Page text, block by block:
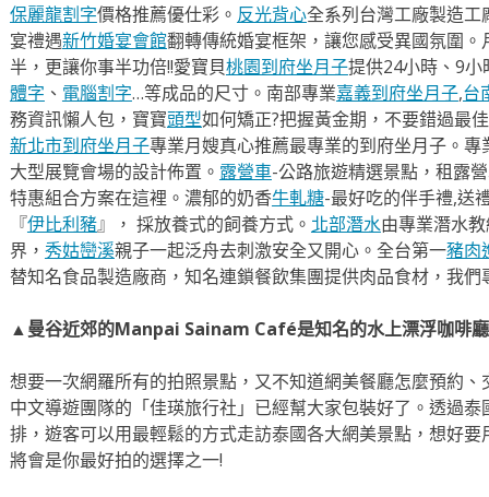
保麗龍割字價格推薦優仕彩。 反光背心全系列台灣工廠製造
宴禮遇新竹婚宴會館翻轉傳統婚宴框架，讓您感受異國氛圍。
半，更讓你事半功倍!!愛寶貝桃園到府坐月子提供24小時、9
體字 、 電腦割字…等成品的尺寸。南部專業嘉義到府坐月子,台
務資訊懶人包，寶寶頭型如何矯正?把握黃金期，不要錯過最
新北市到府坐月子專業月嫂真心推薦最專業的到府坐月子。專
大型展覽會場的設計佈置。 露營車-公路旅遊精選景點，租露
特惠組合方案在這裡。濃郁的奶香牛軋糖-最好吃的伴手禮,送
『伊比利豬』， 採放養式的飼養方式。 北部潛水由專業潛水
界， 秀姑巒溪親子一起泛舟去​刺激安全又開心。全台第一豬肉
替知名食品製造廠商，知名連鎖餐飲集團提供肉品食材，我
▲曼谷近郊的Manpai Sainam Café是知名的水上漂浮咖啡
想要一次網羅所有的拍照景點，又不知道網美餐廳怎麼預約
中文導遊團隊的「佳瑛旅行社」已經幫大家包裝好了。透過
排，遊客可以用最輕鬆的方式走訪泰國各大網美景點，想好
將會是你最好拍的選擇之一!